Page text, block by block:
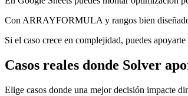
Con ARRAYFORMULA y rangos bien
Si el caso crece en complejidad, puedes
Casos reales donde Solver
Elige casos donde una mejor decisión impacte